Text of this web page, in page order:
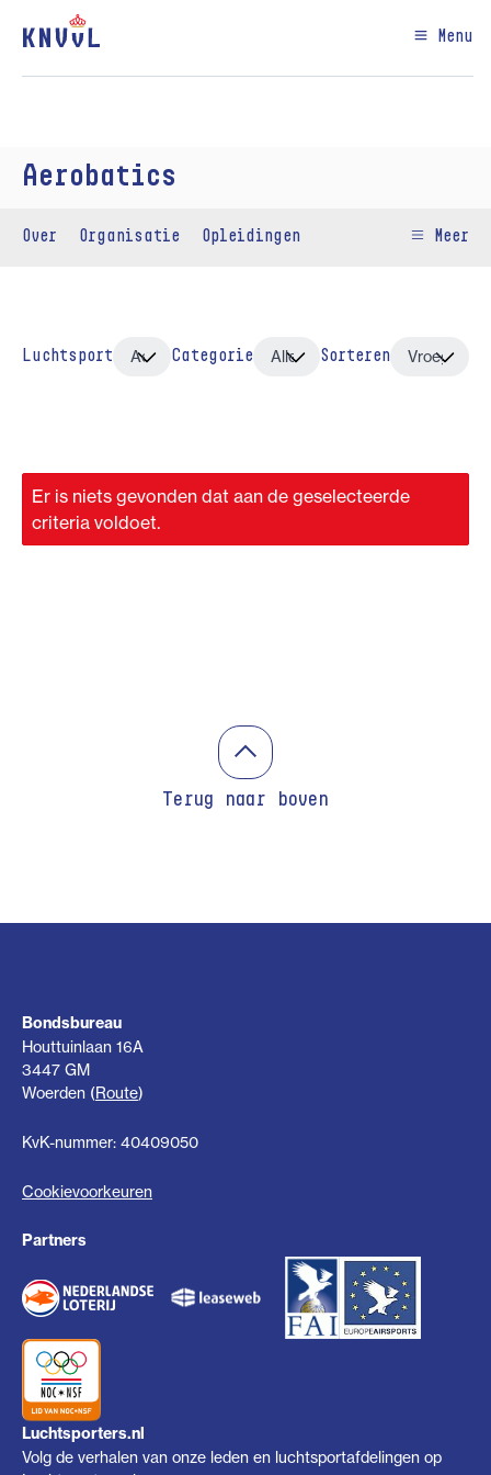
Menu
Aerobatics
Over Organisatie Opleidingen Meer
Luchtsport Categorie Sorteren
Er is niets gevonden dat aan de geselecteerde
criteria voldoet.
Terug naar boven
Bondsbureau
Houttuinlaan 16A
3447 GM
Woerden (Route)
KvK-nummer: 40409050
Cookievoorkeuren
Partners
Luchtsporters.nl
Volg de verhalen van onze leden en luchtsportafdelingen op